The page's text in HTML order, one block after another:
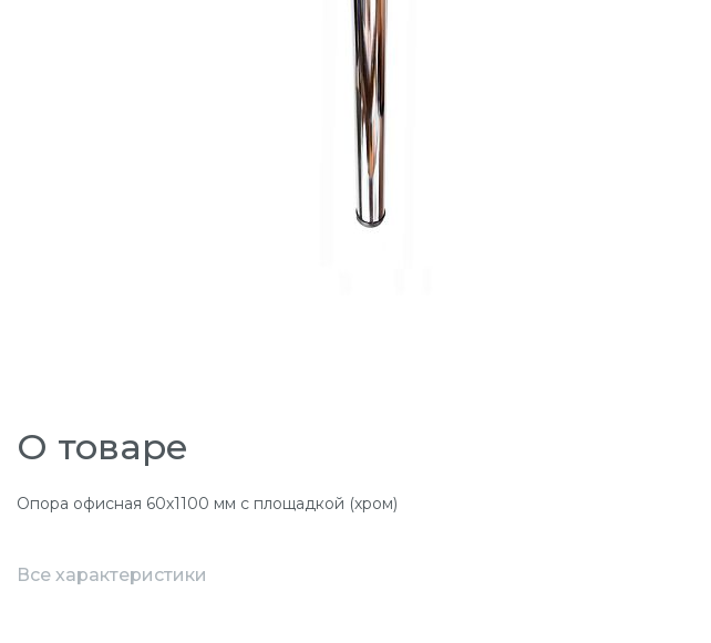
О товаре
Опора офисная 60х1100 мм с площадкой (хром)
Все характеристики